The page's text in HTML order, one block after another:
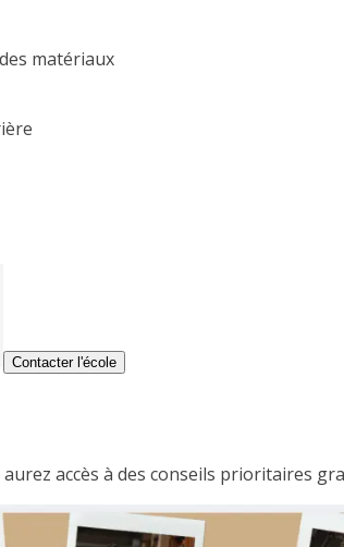
matériaux
Contacter l'école
aurez accès à des conseils prioritaires